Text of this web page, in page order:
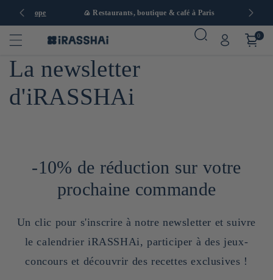
Europe 🍙 Restaurants, boutique & café à Paris
0
La newsletter
d'iRASSHAi
-10% de réduction sur votre
prochaine commande
Un clic pour s'inscrire à notre newsletter et suivre
le calendrier iRASSHAi, participer à des jeux-
concours et découvrir des recettes exclusives !